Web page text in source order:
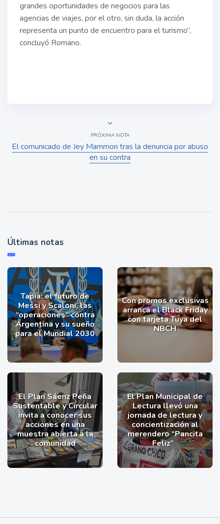
grandes oportunidades de negocios para las
agencias de viajes, por el otro, sin duda, la acción
representa un punto de encuentro para el turismo”,
concluyó Romano.
PRÓXIMA NOTA
El comunicado de Jey Mammon tras la denuncia por abuso
en su contra
Últimas notas
Tapia: el futuro de
Messi y Scaloni, las
“operaciones” contra
Argentina y su sueño
para el Mundial 2030
Con promos exclusivas
arranca el Black Friday
con tarjeta Tuya del
NBCH
El Plan Sáenz Peña
Sustentable y Circular
invita a conocer sus
acciones en una
muestra abierta a la
comunidad
El Plan Municipal de
Lectura llevó una
jornada de lectura y
concientización al
merendero “Pancita
Feliz”